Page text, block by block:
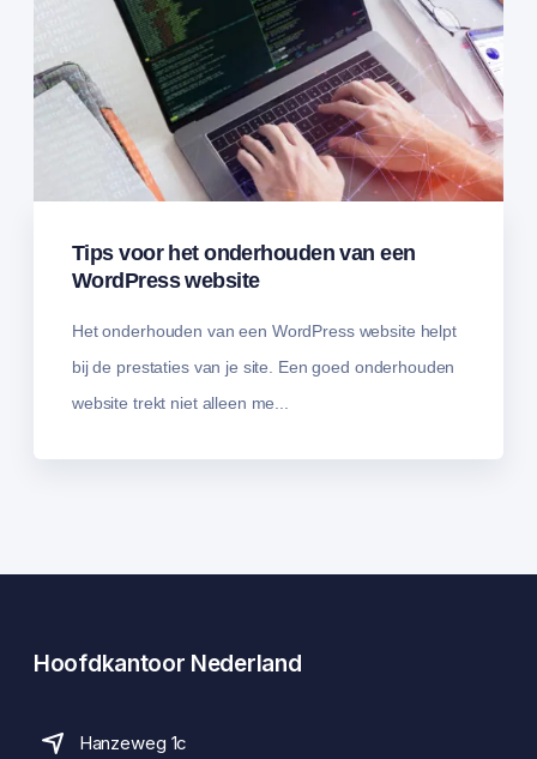
Tips voor het onderhouden van een
WordPress website
Het onderhouden van een WordPress website helpt
bij de prestaties van je site. Een goed onderhouden
website trekt niet alleen me...
Hoofdkantoor Nederland
Hanzeweg 1c